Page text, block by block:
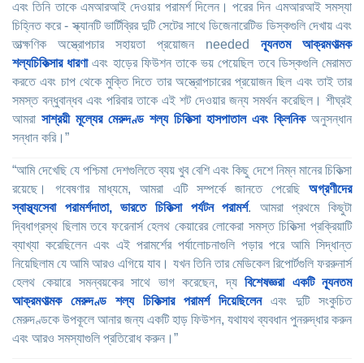
এবং তিনি তাকে এমআরআই দেওয়ার পরামর্শ দিলেন। পরের দিন এমআরআই সমস্যা
চিহ্নিত করে - স্ক্যানটি ভার্টিব্রির দুটি সেটের সাথে ডিজেনারেটিভ ডিস্কগুলি দেখায় এবং
তাত্ক্ষণিক অস্ত্রোপচার সহায়তা প্রয়োজন needed ন্যূনতম আক্রমণাত্মক
শল্যচিকিত্সার ধারণাএবং হাড়ের ফিউশন তাকে ভয় পেয়েছিল তবে ডিস্কগুলি মেরামত
করতে এবং চাপ থেকে মুক্তি দিতে তার অস্ত্রোপচারের প্রয়োজন ছিল এবং তাই তার
সমস্ত বন্ধুবান্ধব এবং পরিবার তাকে এই শট দেওয়ার জন্য সমর্থন করেছিল। শীঘ্রই
আমরা সাশ্রয়ী মূল্যের মেরুদণ্ড শল্য চিকিত্সা হাসপাতাল এবং ক্লিনিক অনুসন্ধান
সন্ধান করি।”
“আমি দেখেছি যে পশ্চিমা দেশগুলিতে ব্যয় খুব বেশি এবং কিছু দেশে নিম্ন মানের চিকিত্সা
রয়েছে। গবেষণার মাধ্যমে, আমরা এটি সম্পর্কে জানতে পেরেছি অগ্রণীদের
স্বাস্থ্যসেবা পরামর্শদাতা, ভারতে চিকিত্সা পর্যটন পরামর্শ. আমরা প্রথমে কিছুটা
দ্বিধাগ্রস্থ ছিলাম তবে ফরেনার্স হেলথ কেয়ারের লোকেরা সমস্ত চিকিত্সা প্রক্রিয়াটি
ব্যাখ্যা করেছিলেন এবং এই পরামর্শের পর্যালোচনাগুলি পড়ার পরে আমি সিদ্ধান্ত
নিয়েছিলাম যে আমি আরও এগিয়ে যাব। যখন তিনি তার মেডিকেল রিপোর্টগুলি ফররুনার্স
হেলথ কেয়ারে সমন্বয়কের সাথে ভাগ করেছেন, দ্যবিশেষজ্ঞরা একটি ন্যূনতম
আক্রমণাত্মক মেরুদণ্ড শল্য চিকিত্সার পরামর্শ দিয়েছিলেনএবং দুটি সংকুচিত
মেরুদণ্ডকে উপকূলে আনার জন্য একটি হাড় ফিউশন, যথাযথ ব্যবধান পুনরুদ্ধার করুন
এবং আরও সমস্যাগুলি প্রতিরোধ করুন।”